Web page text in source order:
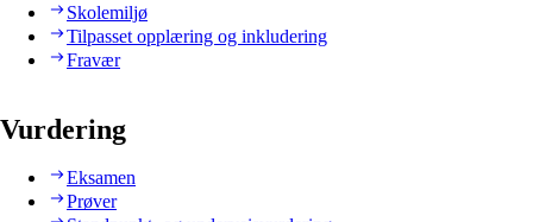
Skolemiljø
Tilpasset opplæring og inkludering
Fravær
Vurdering
Eksamen
Prøver